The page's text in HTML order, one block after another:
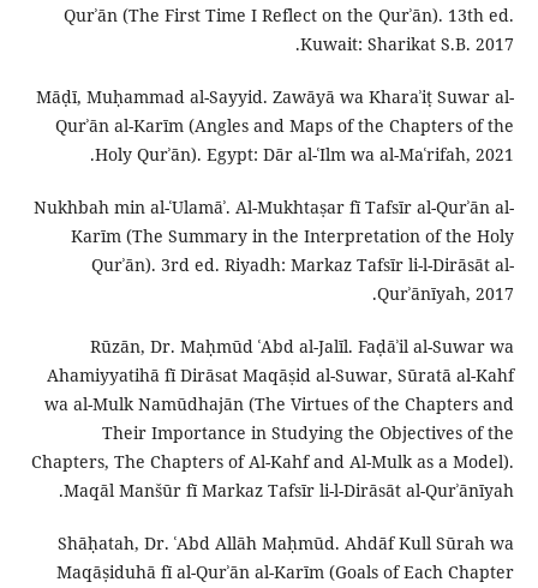
Qurʾān (The First Time I Reflect on the Qurʾān). 13th ed.
Kuwait: Sharikat S.B. 2017.
Māḍī, Muḥammad al-Sayyid. Zawāyā wa Kharaʾiṭ Suwar al-
Qurʾān al-Karīm (Angles and Maps of the Chapters of the
Holy Qurʾān). Egypt: Dār al-ʿIlm wa al-Maʿrifah, 2021.
Nukhbah min al-ʿUlamāʾ. Al-Mukhtaṣar fī Tafsīr al-Qurʾān al-
Karīm (The Summary in the Interpretation of the Holy
Qurʾān). 3rd ed. Riyadh: Markaz Tafsīr li-l-Dirāsāt al-
Qurʾānīyah, 2017.
Rūzān, Dr. Maḥmūd ʿAbd al-Jalīl. Faḍāʾil al-Suwar wa
Ahamiyyatihā fī Dirāsat Maqāṣid al-Suwar, Sūratā al-Kahf
wa al-Mulk Namūdhajān (The Virtues of the Chapters and
Their Importance in Studying the Objectives of the
Chapters, The Chapters of Al-Kahf and Al-Mulk as a Model).
Maqāl Manšūr fī Markaz Tafsīr li-l-Dirāsāt al-Qurʾānīyah.
Shāḥatah, Dr. ʿAbd Allāh Maḥmūd. Ahdāf Kull Sūrah wa
Maqāṣiduhā fī al-Qurʾān al-Karīm (Goals of Each Chapter